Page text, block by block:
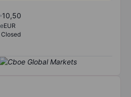
10,50
EUR
Closed